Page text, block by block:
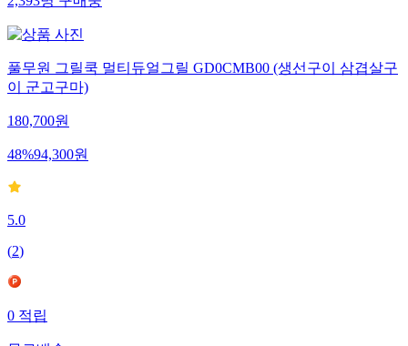
2,393명구매중
풀무원 그릴쿡 멀티듀얼그릴 GD0CMB00 (생선구이 삼겹살구
이 군고구마)
180,700원
48%94,300원
5.0
(2)
0적립